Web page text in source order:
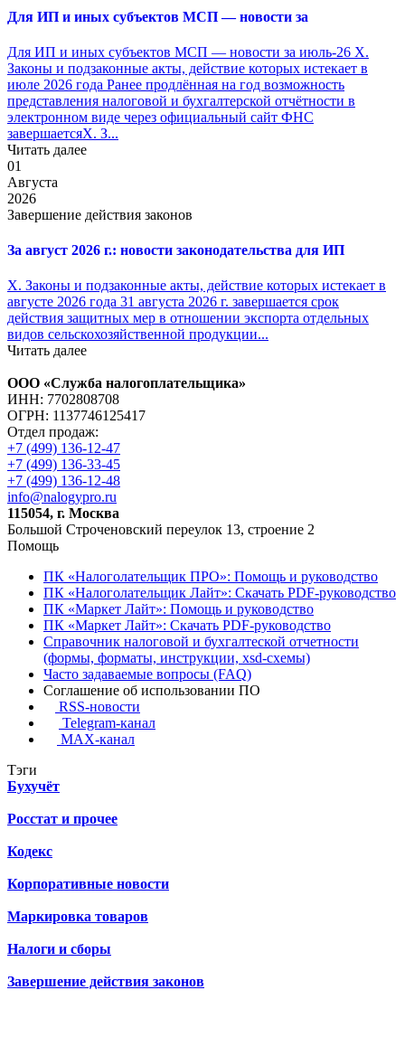
Для ИП и иных субъектов МСП — новости за
Для ИП и иных субъектов МСП — новости за июль-26 X.
Законы и подзаконные акты, действие которых истекает в
июле 2026 года Ранее продлённая на год возможность
представления налоговой и бухгалтерской отчётности в
электронном виде через официальный сайт ФНС
завершаетсяX. З...
Читать далее
01
Августа
2026
Завершение действия законов
За август 2026 г.: новости законодательства для ИП
X. Законы и подзаконные акты, действие которых истекает в
августе 2026 года 31 августа 2026 г. завершается срок
действия защитных мер в отношении экспорта отдельных
видов сельскохозяйственной продукции...
Читать далее
ООО «Служба налогоплательщика»
ИНН: 7702808708
ОГРН: 1137746125417
Отдел продаж:
+7 (499) 136-12-47
+7 (499) 136-33-45
+7 (499) 136-12-48
info@nalogypro.ru
115054, г. Москва
Большой Строченовский переулок 13, строение 2
Помощь
ПК «Налоголательщик ПРО»: Помощь и руководство
ПК «Налоголательщик Лайт»: Скачать PDF-руководство
ПК «Маркет Лайт»: Помощь и руководство
ПК «Маркет Лайт»: Скачать PDF-руководство
Справочник налоговой и бухгалтеской отчетности
(формы, форматы, инструкции, xsd-схемы)
Часто задаваемые вопросы (FAQ)
Соглашение об использовании ПО
RSS-новости
Telegram-канал
MAX-канал
Тэги
Бухучёт
Росстат и прочее
Кодекс
Корпоративные новости
Маркировка товаров
Налоги и сборы
Завершение действия законов